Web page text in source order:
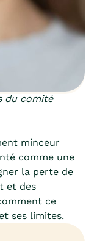
du comité
minceur
comme une
la perte de
et des
ce
ses limites.